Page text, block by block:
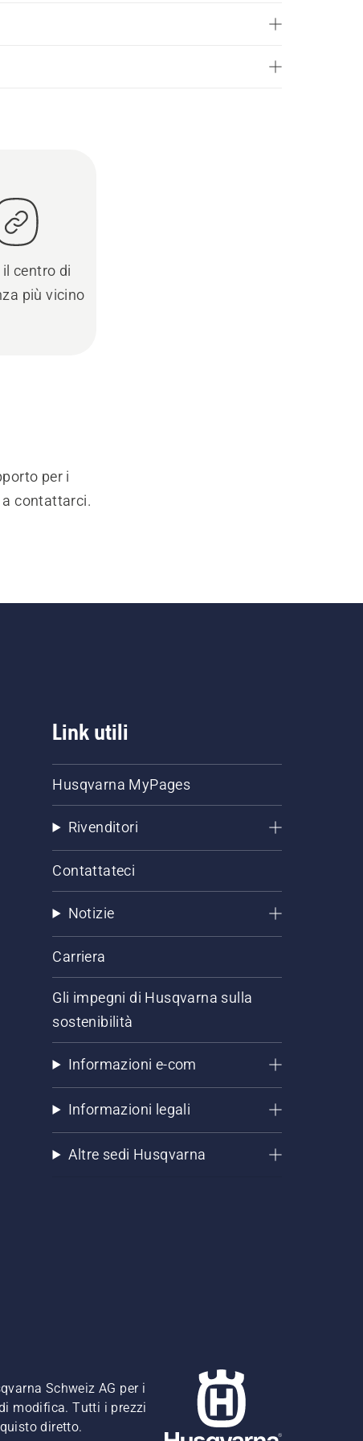
centro di
più vicino
per i
contattarci.
Link utili
Husqvarna MyPages
Rivenditori
Contattateci
Notizie
Carriera
Gli impegni di Husqvarna sulla
sostenibilità
Informazioni e-com
Informazioni legali
Altre sedi Husqvarna
Schweiz AG per i
modifica. Tutti i prezzi
diretto.